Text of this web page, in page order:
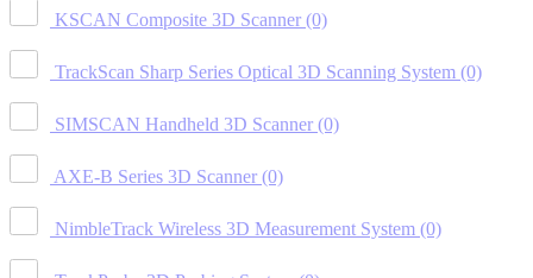
KSCAN Composite 3D Scanner (0)
TrackScan Sharp Series Optical 3D Scanning System (0)
SIMSCAN Handheld 3D Scanner (0)
AXE-B Series 3D Scanner (0)
NimbleTrack Wireless 3D Measurement System (0)